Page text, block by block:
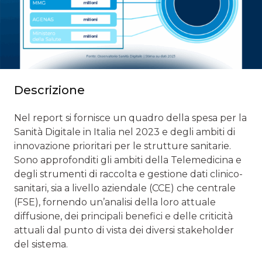
Descrizione
Nel report si fornisce un quadro della spesa per la
Sanità Digitale in Italia nel 2023 e degli ambiti di
innovazione prioritari per le strutture sanitarie.
Sono approfonditi gli ambiti della Telemedicina e
degli strumenti di raccolta e gestione dati clinico-
sanitari, sia a livello aziendale (CCE) che centrale
(FSE), fornendo un’analisi della loro attuale
diffusione, dei principali benefici e delle criticità
attuali dal punto di vista dei diversi stakeholder
del sistema.